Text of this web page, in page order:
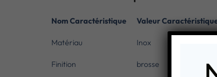
Nom Caractéristique Valeur
Matériau Inox
Finition brosse